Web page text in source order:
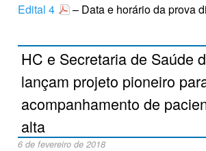
Edital 4
– Data e horário da prova
HC e Secretaria de Saúde
lançam projeto pioneiro
acompanhamento de
alta
6 de fevereiro de 2018